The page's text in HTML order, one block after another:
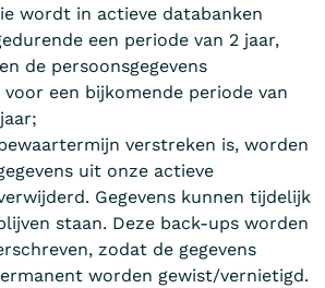
wordt in actieve databanken
een periode van 2 jaar,
de persoonsgegevens
voor een bijkomende periode van
verstreken is, worden
uit onze actieve
Gegevens kunnen tijdelijk
staan. Deze back-ups worden
zodat de gegevens
worden gewist/vernietigd.